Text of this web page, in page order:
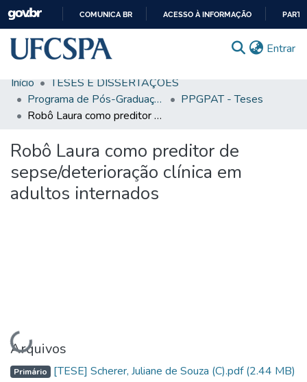
CONTEÚDO
COMUNICA BR ACESSO À INFORMAÇÃO
Entrar
Comunidades & Coleções
Busca Facetada
Estatísticas
Autoarquivamento
Sobre o RI-UFCSPA
Início
TESES E DISSERTAÇÕES
Programa de Pós-Graduação em Patologia
PPGPAT - Teses
Robô Laura como preditor de sepse/deterioração clínica em adultos internados
Robô Laura como preditor de
sepse/deterioração clínica em
adultos internados
Carregando...
Arquivos
Primário [TESE] Scherer, Juliane de Souza (C).pdf(2.44 MB)